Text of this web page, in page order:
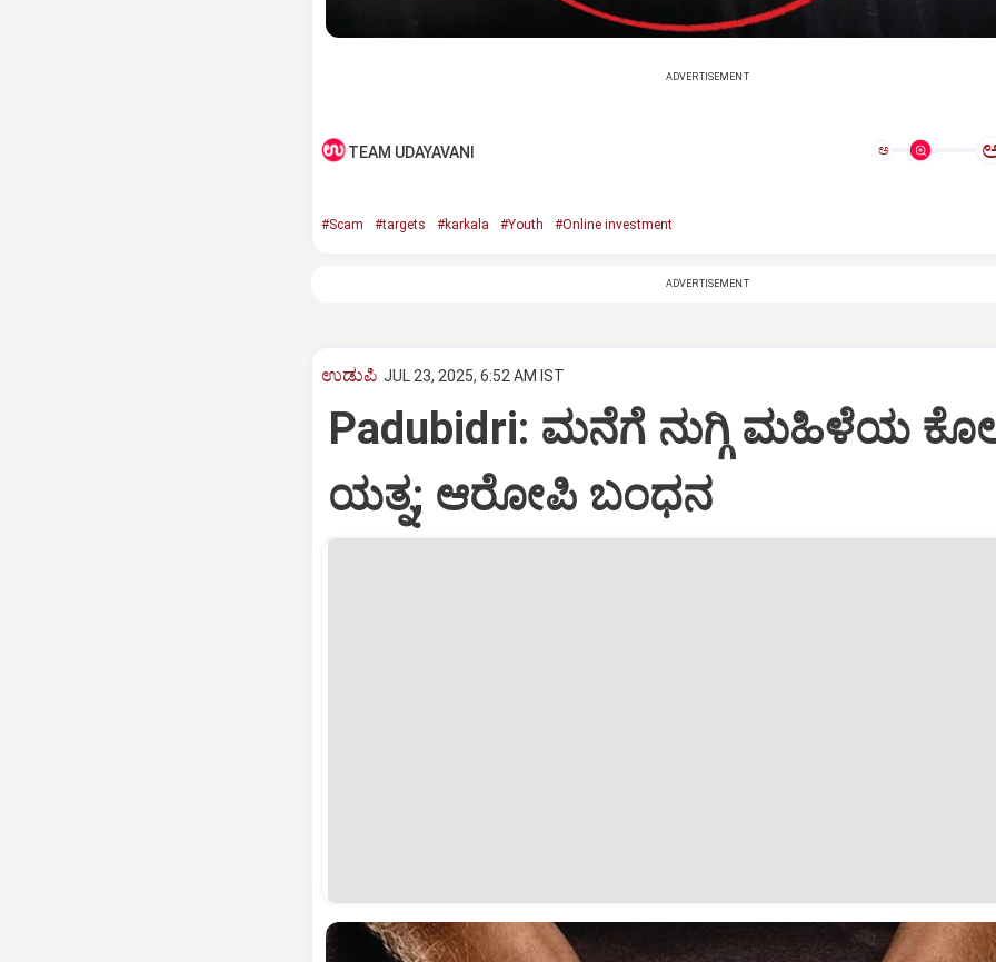
ADVERTISEMENT
TEAM UDAYAVANI ಅ
#Scam #targets #karkala #Youth #Online investment
ADVERTISEMENT
ಉಡುಪಿ JUL 23, 2025, 6:52 AM IST
Padubidri: ಮನೆಗೆ ನುಗ್ಗಿ ಮಹಿಳೆಯ
ಯತ್ನ; ಆರೋಪಿ ಬಂಧನ